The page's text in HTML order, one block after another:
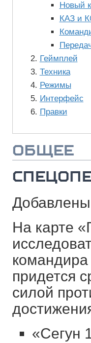
Новый
КАЗ и
Геймплей
Техника
Режимы
Интерфейс
Правки
ОБЩЕЕ
На карте
придется
силой
«Сегун